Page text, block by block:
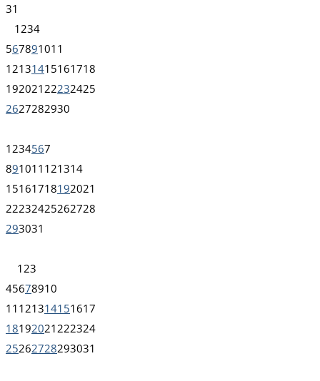
31
1 234
567891011
12131415161718
192021 22232425
2627282930
1 234567
891011 121314
15161718192021
22232425262728
293031
1 23
45678910
11 121314151617
18192021 222324
25262728293031